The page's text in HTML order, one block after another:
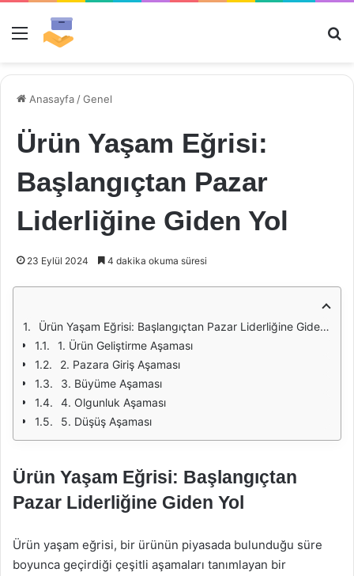
Menü
Anasayfa /Genel
Ürün Yaşam Eğrisi:
Başlangıçtan Pazar
Liderliğine Giden Yol
23 Eylül 2024 4 dakika okuma süresi
Ürün Yaşam Eğrisi: Başlangıçtan Pazar Liderliğine Giden Yol
1. Ürün Geliştirme Aşaması
2. Pazara Giriş Aşaması
3. Büyüme Aşaması
4. Olgunluk Aşaması
5. Düşüş Aşaması
Ürün Yaşam Eğrisi: Başlangıçtan
Pazar Liderliğine Giden Yol
Ürün yaşam eğrisi, bir ürünün piyasada bulunduğu süre
boyunca geçirdiği çeşitli aşamaları tanımlayan bir